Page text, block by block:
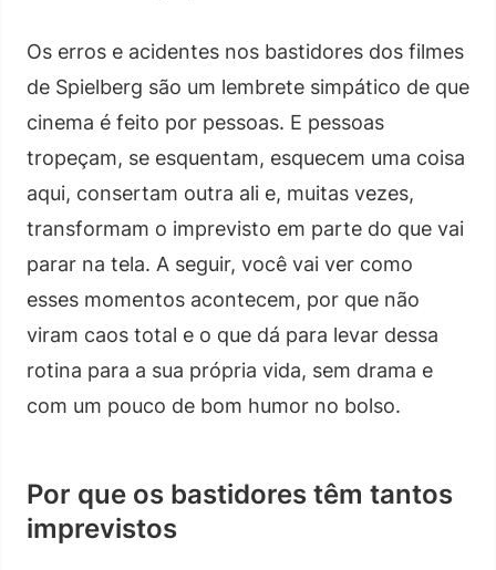
Os erros e acidentes nos bastidores dos filmes
de Spielberg são um lembrete simpático de que
cinema é feito por pessoas. E pessoas
tropeçam, se esquentam, esquecem uma coisa
aqui, consertam outra ali e, muitas vezes,
transformam o imprevisto em parte do que vai
parar na tela. A seguir, você vai ver como
esses momentos acontecem, por que não
viram caos total e o que dá para levar dessa
rotina para a sua própria vida, sem drama e
com um pouco de bom humor no bolso.
Por que os bastidores têm tantos
imprevistos